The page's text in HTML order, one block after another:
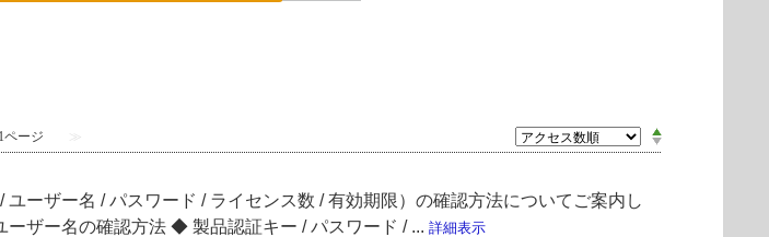
ページ ≫
ーザー名 / パスワード / ライセンス数 / 有効期限）の確認方法についてご案内し
ザー名の確認方法 ◆ 製品認証キー / パスワード / ... 詳細表示